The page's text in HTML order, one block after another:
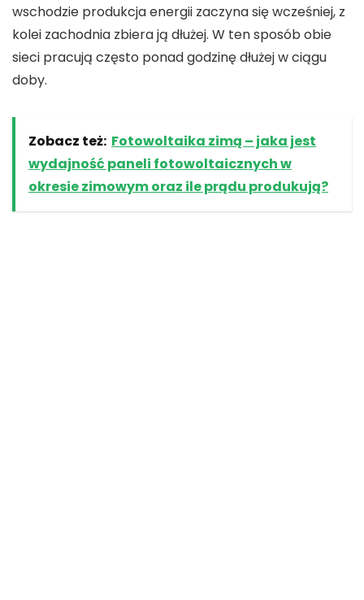
wschodzie produkcja energii zaczyna się wcześniej, z
kolei zachodnia zbiera ją dłużej. W ten sposób obie
sieci pracują często ponad godzinę dłużej w ciągu
doby.
Zobacz też: Fotowoltaika zimą – jaka jest
wydajność paneli fotowoltaicznych w
okresie zimowym oraz ile prądu produkują?